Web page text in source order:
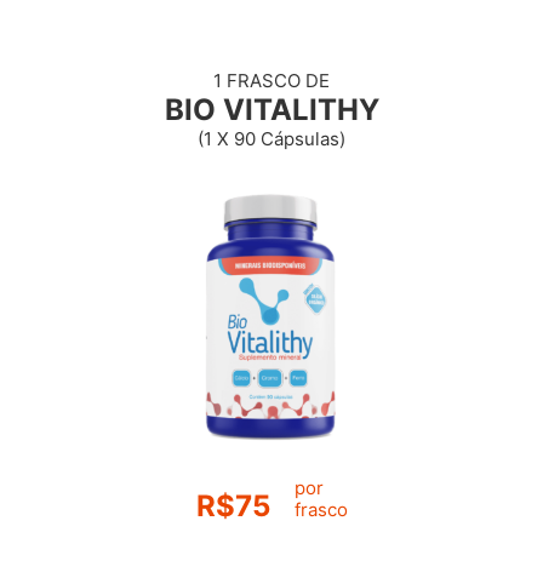
1 FRASCO DE
BIO VITALITHY
(1 X 90 Cápsulas)
R$75
por
frasco